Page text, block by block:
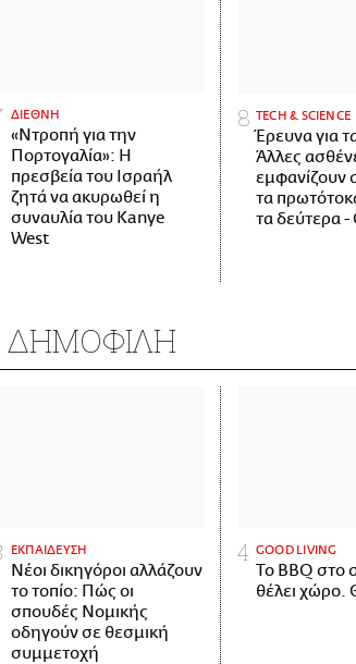
ΔΙΕΘΝΗ
«Ντροπή για την
Πορτογαλία»: Η
πρεσβεία του Ισραήλ
ζητά να ακυρωθεί η
συναυλία του Kanye
West
ΤECH & SCIENCE
Έρευνα για
Άλλες
εμφανίζουν
τα
τα δεύτερα -
ΔΗΜΟΦΙΛΗ
ΕΚΠΑΙΔΕΥΣΗ
Νέοι δικηγόροι αλλάζουν
το τοπίο: Πώς οι
σπουδές Νομικής
οδηγούν σε θεσμική
συμμετοχή
GOOD LIVING
Το BBQ στο
θέλει χώρο.